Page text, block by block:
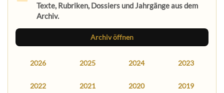
Texte, Rubriken, Dossiers und Jahrgänge aus dem
Archiv.
Archiv öffnen
2026 2025 2024 2023
2022 2021 2020 2019